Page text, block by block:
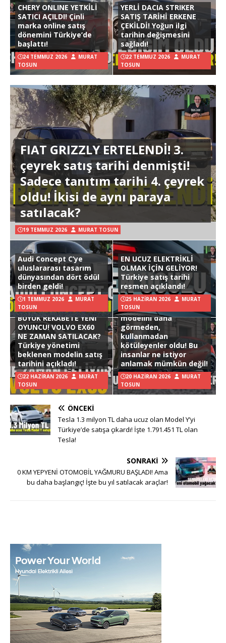
CHERY ONLINE YETKİLİ
SATICI AÇILDI! Çinli
marka online satış
dönemini Türkiye’de
başlattı!
24 TEMMUZ 2026
MURAT
TOSUN
YERLİ DACIA STRIKER
SATIŞ TARİHİ ERKENE
ÇEKİLDİ! Yoğun ilgi
tarihin değişmesini
sağladı!
22 TEMMUZ 2026
MURAT
TOSUN
FIAT GRIZZLY ERTELENDİ! 3.
çeyrek satış tarihi denmişti!
Sadece tanıtım tarihi 4. çeyrek
oldu! İkisi de aynı paraya
satılacak?
19 TEMMUZ 2026 MURAT TOSUN
Audi Concept C’ye
uluslararası tasarım
dünyasından dört ödül
birden geldi!
1 TEMMUZ 2026
MURAT
TOSUN
EN UCUZ ELEKTRİKLİ
OLMAK İÇİN GELİYOR!
Türkiye satış tarihi
resmen açıklandı!
25 HAZIRAN 2026
MURAT
TOSUN
BÜYÜK REKABETE YENİ
OYUNCU! VOLVO EX60
NE ZAMAN SATILACAK?
Türkiye yönetimi
beklenen modelin satış
tarihini açıkladı!
22 HAZIRAN 2026
MURAT
TOSUN
Hyundai Ioniq 3
modelini daha
görmeden,
kullanmadan
kötüleyenler oldu! Bu
insanlar ne istiyor
anlamak mümkün değil!
20 HAZIRAN 2026
MURAT
TOSUN
ÖNCEKI
Tesla 1.3 milyon TL daha ucuz olan Model Y’yi
Türkiye’de satışa çıkardı! İşte 1.791.451 TL olan
Tesla!
SONRAKI
0 KM YEPYENİ OTOMOBİL YAĞMURU BAŞLADI! Ama
bu daha başlangıç! İşte bu yıl satılacak araçlar!